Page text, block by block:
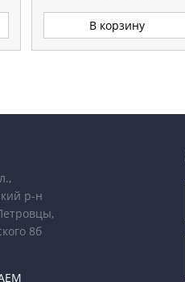
В корзину
р-н
8б